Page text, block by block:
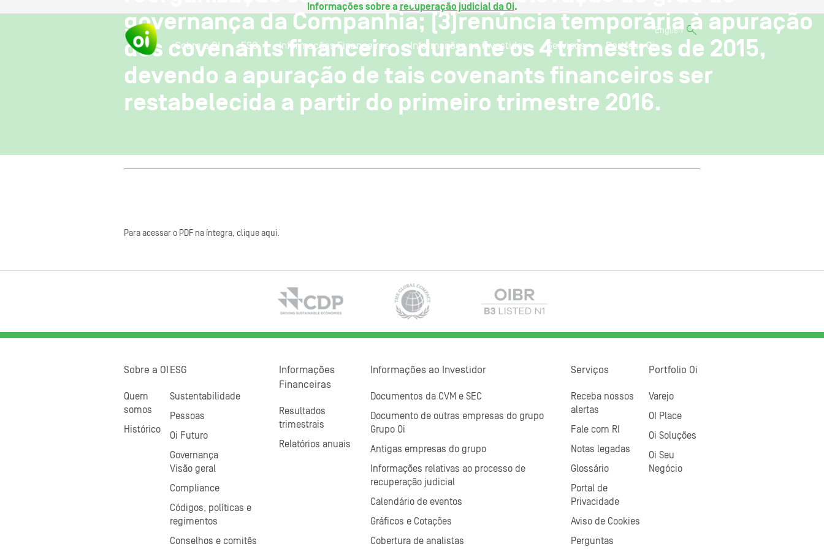
Informações sobre a recuperação judicial da Oi.
English
Sobre a OI ESG Informações Financeiras Informações ao Investidor Serviços Portfolio Oi
governança da Companhia; (3)renúncia temporária à apuração
dos covenants financeiros durante os 4 trimestres de 2015,
devendo a apuração de tais covenants financeiros ser
restabelecida a partir do primeiro trimestre 2016.
Para acessar o PDF na íntegra, clique aqui.
Sobre a OI
Quem
somos
Histórico
ESG
Sustentabilidade
Pessoas
Oi Futuro
Governança
Visão geral
Compliance
Códigos, políticas e
regimentos
Conselhos e comitês
Informações
Financeiras
Resultados
trimestrais
Relatórios anuais
Informações ao Investidor
Documentos da CVM e SEC
Documento de outras empresas do grupo
Grupo Oi
Antigas empresas do grupo
Informações relativas ao processo de
recuperação judicial
Calendário de eventos
Gráficos e Cotações
Cobertura de analistas
Serviços
Receba nossos
alertas
Fale com RI
Notas legadas
Glossário
Portal de
Privacidade
Aviso de Cookies
Perguntas
Portfolio Oi
Varejo
OI Place
Oi Soluções
Oi Seu
Negócio